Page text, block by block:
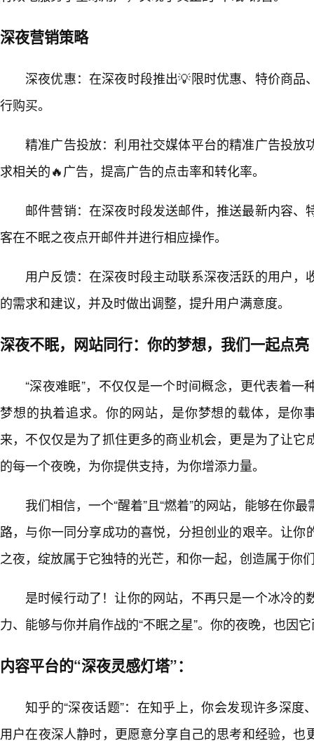
深夜营销策略
深夜优惠：在深夜时段推出💡限时优惠、特价商品
行购买。
精准广告投放：利用社交媒体平台的精准广告投放
求相关的🔥广告，提高广告的点击率和转化率。
邮件营销：在深夜时段发送邮件，推送最新内容、
客在不眠之夜点开邮件并进行相应操作。
用户反馈：在深夜时段主动联系深夜活跃的用户，
的需求和建议，并及时做出调整，提升用户满意度。
深夜不眠，网站同行：你的梦想，我们一起点亮
“深夜难眠”，不仅仅是一个时间概念，更代表着一
梦想的执着追求。你的网站，是你梦想的载体，是你
来，不仅仅是为了抓住更多的商业机会，更是为了让它
的每一个夜晚，为你提供支持，为你增添力量。
我们相信，一个“醒着”且“燃着”的网站，能够在你
路，与你一同分享成功的喜悦，分担创业的艰辛。让你
之夜，绽放属于它独特的光芒，和你一起，创造属于你
是时候行动了！让你的网站，不再只是一个冰冷的
力、能够与你并肩作战的“不眠之星”。你的夜晚，也因
内容平台的“深夜灵感灯塔”：
知乎的“深夜话题”：在知乎上，你会发现许多深度
用户在夜深人静时，更愿意分享自己的思考和经验，也